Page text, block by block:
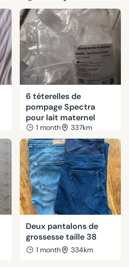
6 téterelles de
pompage Spectra
pour lait maternel
1 month 337km
Deux pantalons de
grossesse taille 38
1 month 334km